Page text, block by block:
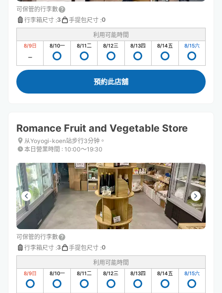
可保管的行李數
行李箱尺寸 :3 手提包尺寸 :0
利用可能時間
8/9日 8/10一 8/11二 8/12三 8/13四 8/14五 8/15六
預約此店舖
Romance Fruit and Vegetable Store
从Yoyogi-koen站步行3分钟。
本日營業時間 : 10:00〜19:30
可保管的行李數
行李箱尺寸 :3 手提包尺寸 :0
利用可能時間
8/9日 8/10一 8/11二 8/12三 8/13四 8/14五 8/15六